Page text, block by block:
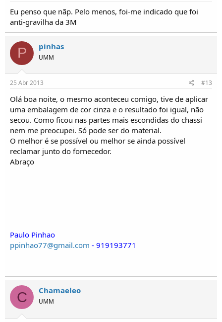
Eu penso que nãp. Pelo menos, foi-me indicado que foi
anti-gravilha da 3M
P pinhas
UMM
25 Abr 2013 #13
Olá boa noite, o mesmo aconteceu comigo, tive de aplicar
uma embalagem de cor cinza e o resultado foi igual, não
secou. Como ficou nas partes mais escondidas do chassi
nem me preocupei. Só pode ser do material.
O melhor é se possível ou melhor se ainda possível
reclamar junto do fornecedor.
Abraço
Paulo Pinhao
ppinhao77@gmail.com - 919193771
C Chamaeleo
UMM